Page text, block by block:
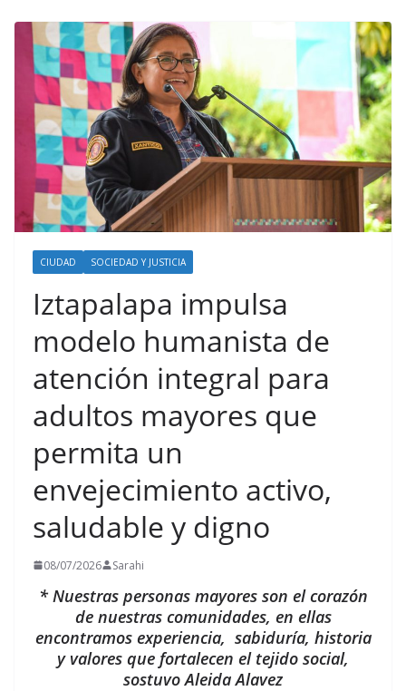
CIUDAD SOCIEDAD Y JUSTICIA
Iztapalapa impulsa
modelo humanista de
atención integral para
adultos mayores que
permita un
envejecimiento activo,
saludable y digno
08/07/2026 Sarahi
* Nuestras personas mayores son el corazón
de nuestras comunidades, en ellas
encontramos experiencia, sabiduría, historia
y valores que fortalecen el tejido social,
sostuvo Aleida Alavez